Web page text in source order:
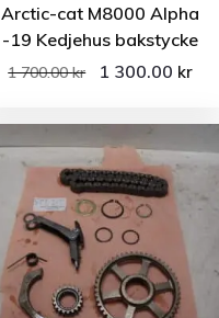
Arctic-cat M8000 Alpha
-19 Kedjehus bakstycke
1 700.00kr 1 300.00 kr